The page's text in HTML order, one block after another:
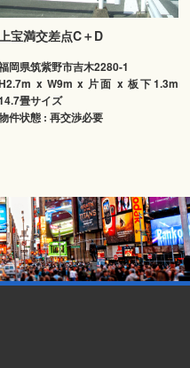
上宝満交差点C＋D
岡県筑紫野市吉木2280-1
x W9m x 片面 x 板下1.3m
畳サイズ
件状態 : 再交渉必要